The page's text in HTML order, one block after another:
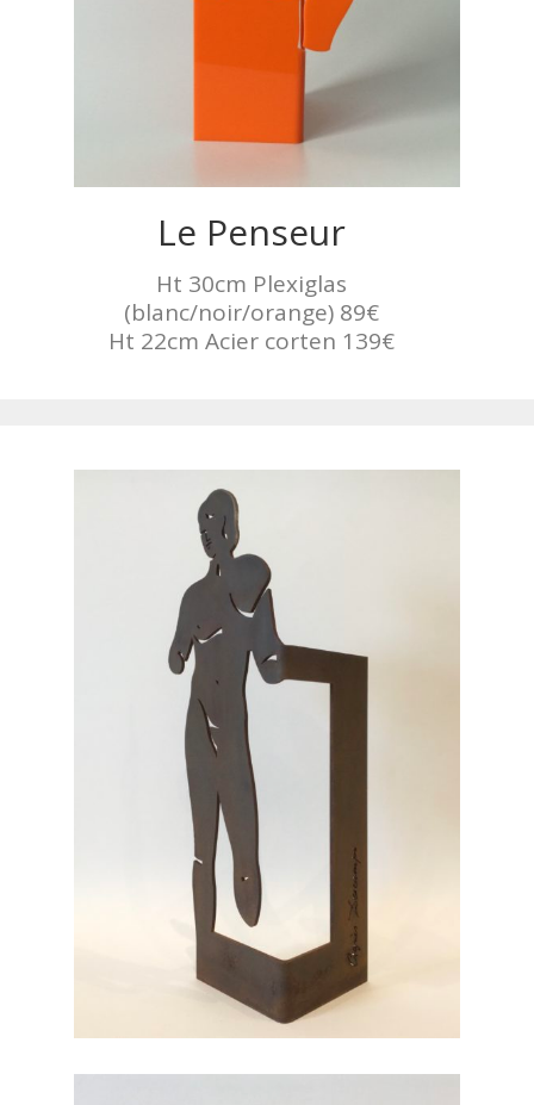
Le Penseur
Ht 30cm Plexiglas
(blanc/noir/orange) 89€
Ht 22cm Acier corten 139€